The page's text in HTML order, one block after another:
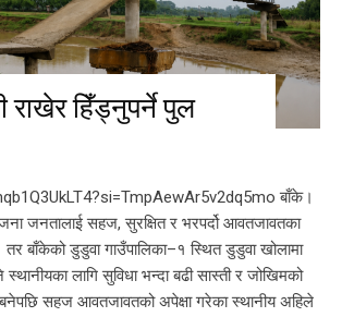
राखेर हिँड्नुपर्ने पुल
बाँके।
जनतालाई सहज, सुरक्षित र भरपर्दो आवतजावतका
तर बाँकेको डुडुवा गाउँपालिका–१ स्थित डुडुवा खोलामा
स्थानीयका लागि सुविधा भन्दा बढी सास्ती र जोखिमको
सहज आवतजावतको अपेक्षा गरेका स्थानीय अहिले